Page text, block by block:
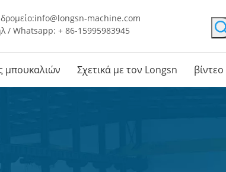
info@longsn-machine.com
/ Whatsapp: + 86-15995983945
μπουκαλιών Σχετικά με τον Longsn βίντεο